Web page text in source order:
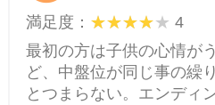
満足度：
4
最初の方は子供の心情が
ど、中盤位が同じ事の繰
とつまらない。エンディ